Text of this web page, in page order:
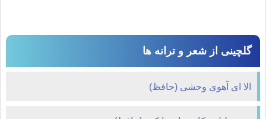
گلچینی از شعر و ترانه ها
الا ای آهوی وحشی (حافظ)